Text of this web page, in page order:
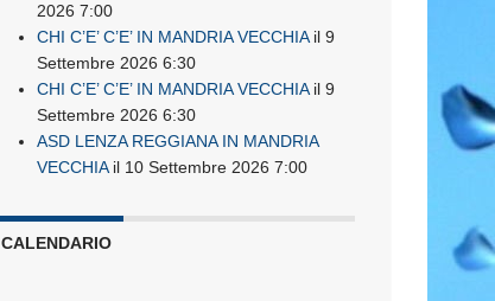
2026 7:00
CHI C’E’ C’E’ IN MANDRIA VECCHIAil 9
Settembre 2026 6:30
CHI C’E’ C’E’ IN MANDRIA VECCHIAil 9
Settembre 2026 6:30
ASD LENZA REGGIANA IN MANDRIA
VECCHIAil 10 Settembre 2026 7:00
CALENDARIO